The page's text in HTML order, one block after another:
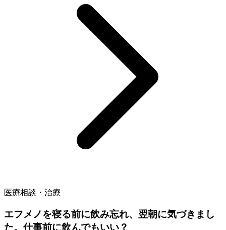
医療相談・治療
エフメノを寝る前に飲み忘れ、翌朝に気づきまし
た。仕事前に飲んでもいい？